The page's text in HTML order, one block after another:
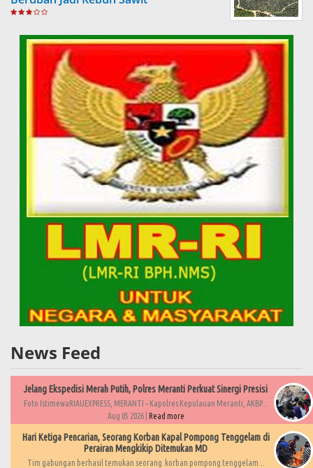
News Feed
Jelang Ekspedisi Merah Putih, Polres Meranti Perkuat Sinergi Presisi
Foto IstimewaRIAUEXPRESS, MERANTI – Kapolres Kepulauan Meranti, AKBP...
Aug 05 2026 | Read more
Hari Ketiga Pencarian, Seorang Korban Kapal Pompong Tenggelam di
Perairan Mengkikip Ditemukan MD
Tim gabungan berhasil temukan seorang korban pompong tenggelam...